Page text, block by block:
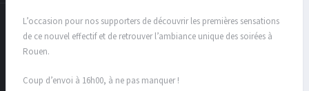
L’occasion pour nos supporters de découvrir les premières sensations
de ce nouvel effectif et de retrouver l’ambiance unique des soirées à
Rouen.
Coup d’envoi à 16h00, à ne pas manquer !